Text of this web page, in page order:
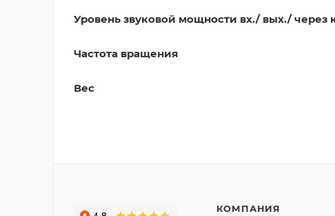
Уровень звуковой мощности вх./
Частота вращения
Вес
КОМПАНИЯ